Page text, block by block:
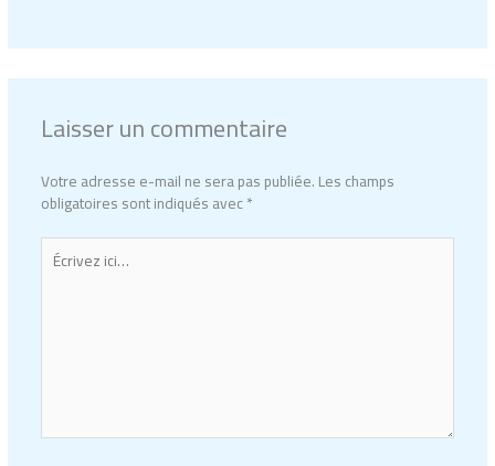
Laisser un commentaire
Votre adresse e-mail ne sera pas publiée.Les champs
obligatoires sont indiqués avec*
Écrivez
ici…